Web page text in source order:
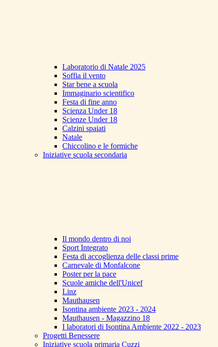
Laboratorio di Natale 2025
Soffia il vento
Star bene a scuola
Immaginario scientifico
Festa di fine anno
Scienza Under 18
Scienze Under 18
Calzini spaiati
Natale
Chiccolino e le formiche
Iniziative scuola secondaria
Il mondo dentro di noi
Sport Integrato
Festa di accoglienza delle classi prime
Carnevale di Monfalcone
Poster per la pace
Scuole amiche dell'Unicef
Linz
Mauthausen
Isontina ambiente 2023 - 2024
Mauthausen - Magazzino 18
I laboratori di Isontina Ambiente 2022 - 2023
Progetti Benessere
Iniziative scuola primaria Cuzzi